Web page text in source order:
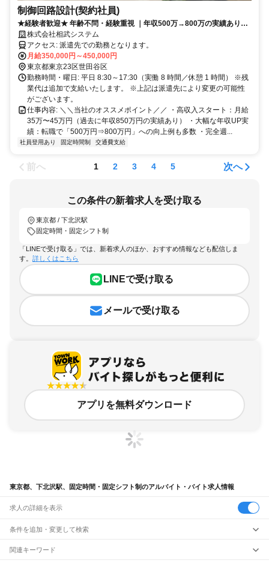
制御回路設計(契約社員)
★経験者歓迎★ 年齢不問・経験重視 ｜年収500万→800万の実績あり｜
創業45年以上・大手プラント企業と継続取引｜40代～60代のベテランエ
ンジニア活躍中！｜
株式会社相武システム
アクセス: 派遣先での勤務となります。
月給350,000円～450,000円
東京都東京23区世田谷区
勤務時間・曜日: 平日 8:30～17:30（実働 8 時間／休憩 1 時間） ※残
業代は追加で支給いたします。 ※上記は派遣先により変更の可能性
がございます。
仕事内容: ＼＼当社のオススメポイント／／ ・高収入スタート：月給
35万〜45万円（過去に年収850万円の実績あり） ・大幅な年収UP実
績：転職で「500万円⇒800万円」への向上例も多数 ・完全週...
社員登用あり 固定時間制 交通費支給
前へ 1 2 3 4 5 次へ
この条件の新着求人を受け取る
東京都 / 下北沢駅
固定時間・固定シフト制
「LINEで受け取る」では、新着求人のほか、おすすめ情報なども配信しま
す。 詳しくはこちら
LINEで受け取る
メールで受け取る
アプリを無料ダウンロード
東京都、下北沢駅、固定時間・固定シフト制のアルバイト・バイト求人情報
求人の詳細を表示
条件を追加・変更して検索
市区町村を追加・変更
関連キーワード